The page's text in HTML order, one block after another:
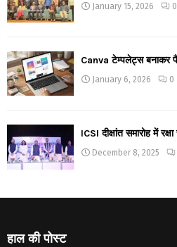
January 15, 2026 0
Canva टेम्पलेट्स बनाकर
January 6, 2026 0
ICSI दीक्षांत समारोह में
December 8, 2025
हाल की पोस्ट